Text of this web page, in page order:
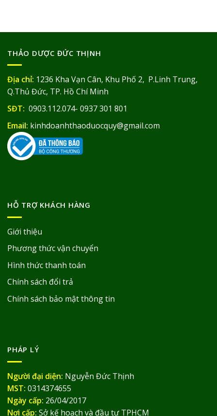
THẢO DƯỢC ĐỨC THỊNH
Địa chỉ: 1236 Kha Vạn Cân, Khu Phố 2, P.Linh Trung,
Q.Thủ Đức, TP. Hồ Chí Minh
SĐT: 0903.112.074- 0937 301 801
Email: kinhdoanhthaoduocquy@gmail.com
HỖ TRỢ KHÁCH HÀNG
Giới thiệu
Phương thức vận chuyển
Hình thức thanh toán
Chính sách đổi trả
Chính sách bảo mật thông tin
PHÁP LÝ
Người đại diện: Nguyễn Đức Thịnh
MST: 0314374655
Ngày cấp: 26/04/2017
Nơi cấp: Sở kế hoạch và đầu tư TPHCM